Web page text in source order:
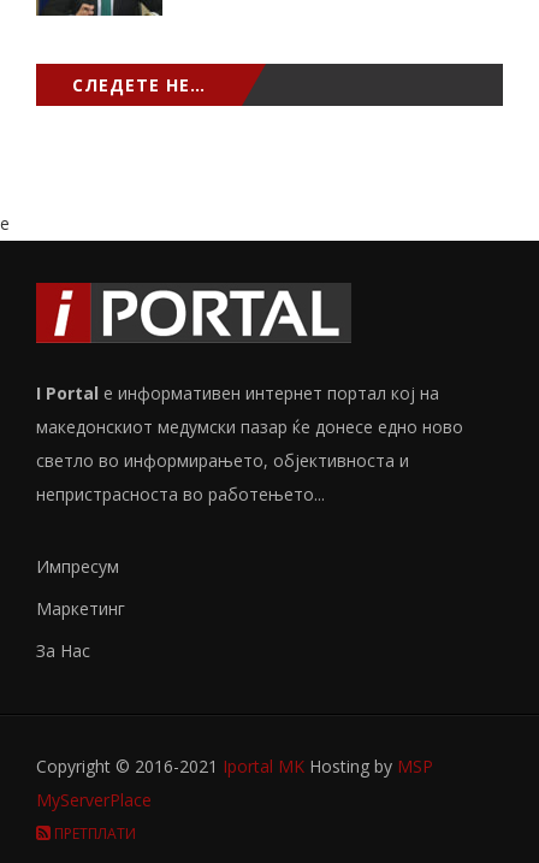
СЛЕДЕТЕ НЕ…
e
I Portal е информативен интернет портал кој на
македонскиот медумски пазар ќе донесе едно ново
светло во информирањето, објективноста и
непристрасноста во работењето...
Импресум
Маркетинг
За Нас
Copyright © 2016-2021 Iportal MK Hosting by MSP
MyServerPlace
ПРЕТПЛАТИ